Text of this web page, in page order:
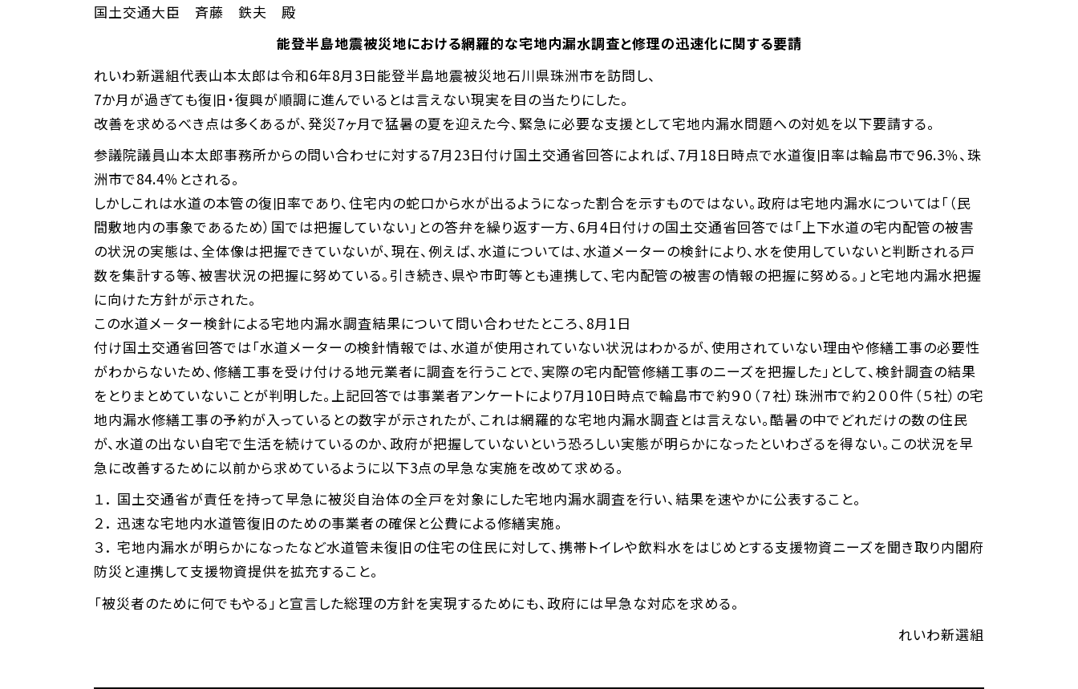
国土交通大臣 斉藤 鉄夫 殿
能登半島地震被災地における網羅的な宅地内漏水調査と修理の迅速化に関する要請
れいわ新選組代表山本太郎は令和6年8月3日能登半島地震被災地石川県珠洲市を訪問し、
7か月が過ぎても復旧・復興が順調に進んでいるとは言えない現実を目の当たりにした。
改善を求めるべき点は多くあるが、発災7ヶ月で猛暑の夏を迎えた今、緊急に必要な支援として宅地内漏水問題への対処を以下要請する。
参議院議員山本太郎事務所からの問い合わせに対する7月23日付け国土交通省回答によれば、7月18日時点で水道復旧率は輪島市で96.3％、珠
洲市で84.4％とされる。
しかしこれは水道の本管の復旧率であり、住宅内の蛇口から水が出るようになった割合を示すものではない。政府は宅地内漏水については「（民
間敷地内の事象であるため）国では把握していない」との答弁を繰り返す一方、6月4日付けの国土交通省回答では「上下水道の宅内配管の被害
の状況の実態は、全体像は把握できていないが、現在、例えば、水道については、水道メーターの検針により、水を使用していないと判断される戸
数を集計する等、被害状況の把握に努めている。引き続き、県や市町等とも連携して、宅内配管の被害の情報の把握に努める。」と宅地内漏水把握
に向けた方針が示された。
この水道メ－ター検針による宅地内漏水調査結果について問い合わせたところ、8月1日
付け国土交通省回答では「水道メーターの検針情報では、水道が使用されていない状況はわかるが、使用されていない理由や修繕工事の必要性
がわからないため、修繕工事を受け付ける地元業者に調査を行うことで、実際の宅内配管修繕工事のニーズを把握した」として、検針調査の結果
をとりまとめていないことが判明した。上記回答では事業者アンケートにより7月10日時点で輪島市で約９０（７社）珠洲市で約２００件（５社）の宅
地内漏水修繕工事の予約が入っているとの数字が示されたが、これは網羅的な宅地内漏水調査とは言えない。酷暑の中でどれだけの数の住民
が、水道の出ない自宅で生活を続けているのか、政府が把握していないという恐ろしい実態が明らかになったといわざるを得ない。この状況を早
急に改善するために以前から求めているように以下3点の早急な実施を改めて求める。
１． 国土交通省が責任を持って早急に被災自治体の全戸を対象にした宅地内漏水調査を行い、結果を速やかに公表すること。
２． 迅速な宅地内水道管復旧のための事業者の確保と公費による修繕実施。
３． 宅地内漏水が明らかになったなど水道管未復旧の住宅の住民に対して、携帯トイレや飲料水をはじめとする支援物資ニーズを聞き取り内閣府
防災と連携して支援物資提供を拡充すること。
「被災者のために何でもやる」と宣言した総理の方針を実現するためにも、政府には早急な対応を求める。
れいわ新選組